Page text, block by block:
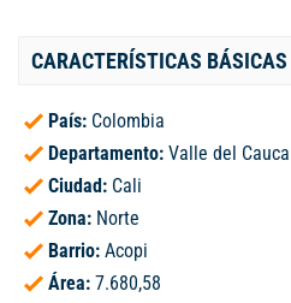
CARACTERÍSTICAS BÁSICAS
País: Colombia
Departamento: Valle del Cauca
Ciudad: Cali
Zona: Norte
Barrio: Acopi
Área: 7.680,58